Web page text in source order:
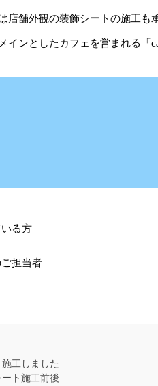
舗外観の装飾シートの施工も
ンとしたカフェを営まれる「
る方
担当者
工しました
ト施工前後